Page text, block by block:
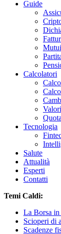
Guide
Mutui
Calcolatori
Tecnologia
Salute
Attualità
Esperti
Contatti
Temi Caldi:
La Borsa in
Scioperi di
Scadenze